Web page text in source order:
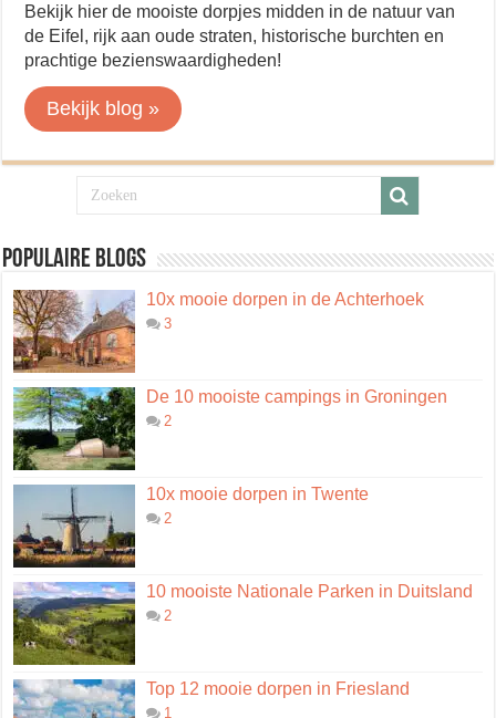
Bekijk hier de mooiste dorpjes midden in de natuur van
de Eifel, rijk aan oude straten, historische burchten en
prachtige bezienswaardigheden!
Bekijk blog »
Populaire blogs
10x mooie dorpen in de Achterhoek
3
De 10 mooiste campings in Groningen
2
10x mooie dorpen in Twente
2
10 mooiste Nationale Parken in Duitsland
2
Top 12 mooie dorpen in Friesland
1